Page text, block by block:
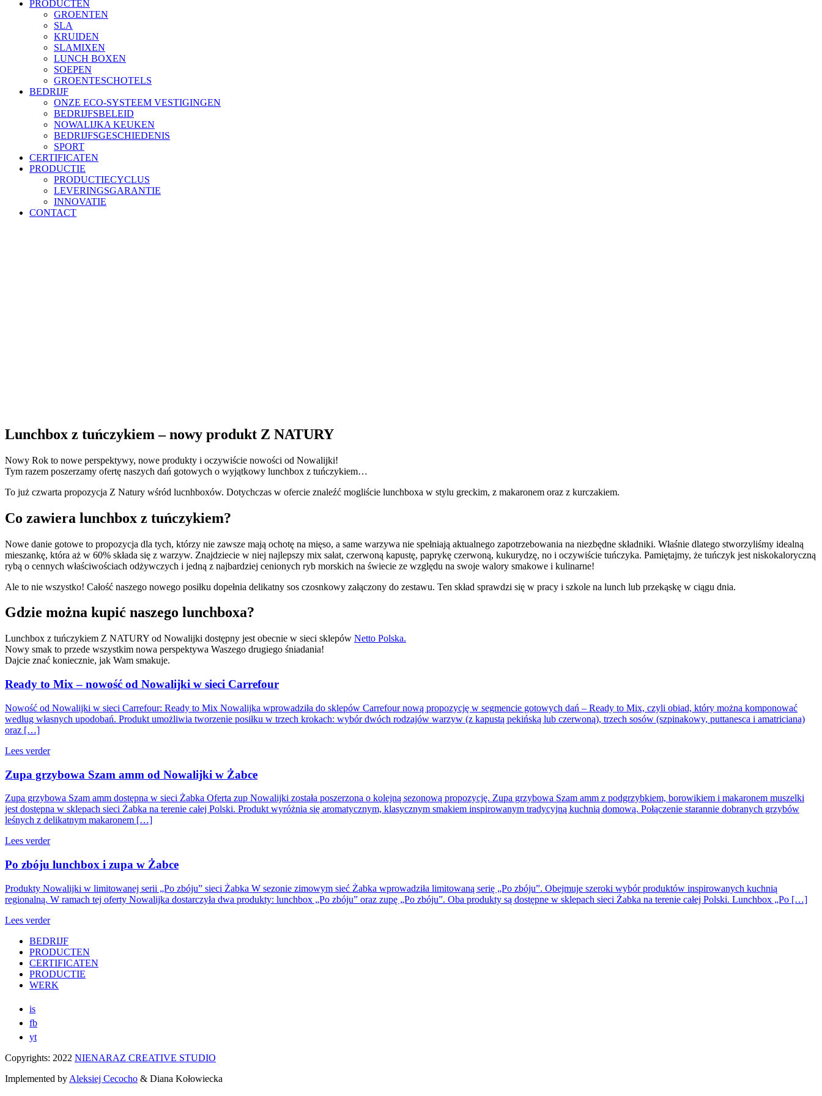
PRODUCTEN
GROENTEN
SLA
KRUIDEN
SLAMIXEN
LUNCH BOXEN
SOEPEN
GROENTESCHOTELS
BEDRIJF
ONZE ECO-SYSTEEM VESTIGINGEN
BEDRIJFSBELEID
NOWALIJKA KEUKEN
BEDRIJFSGESCHIEDENIS
SPORT
CERTIFICATEN
PRODUCTIE
PRODUCTIECYCLUS
LEVERINGSGARANTIE
INNOVATIE
CONTACT
Lunchbox z tuńczykiem – nowy produkt Z NATURY
Nowy Rok to nowe perspektywy, nowe produkty i oczywiście nowości od Nowalijki!
Tym razem poszerzamy ofertę naszych dań gotowych o wyjątkowy lunchbox z tuńczykiem…
To już czwarta propozycja Z Natury wśród lucnhboxów. Dotychczas w ofercie znaleźć mogliście lunchboxa w stylu greckim, z makaronem oraz z kurczakiem.
Co zawiera lunchbox z tuńczykiem?
Nowe danie gotowe to propozycja dla tych, którzy nie zawsze mają ochotę na mięso, a same warzywa nie spełniają aktualnego zapotrzebowania na niezbędne składniki. Właśnie dlatego stworzyliśmy idealną
mieszankę, która aż w 60% składa się z warzyw. Znajdziecie w niej najlepszy mix sałat, czerwoną kapustę, paprykę czerwoną, kukurydzę, no i oczywiście tuńczyka. Pamiętajmy, że tuńczyk jest niskokaloryczną
rybą o cennych właściwościach odżywczych i jedną z najbardziej cenionych ryb morskich na świecie ze względu na swoje walory smakowe i kulinarne!
Ale to nie wszystko! Całość naszego nowego posiłku dopełnia delikatny sos czosnkowy załączony do zestawu. Ten skład sprawdzi się w pracy i szkole na lunch lub przekąskę w ciągu dnia.
Gdzie można kupić naszego lunchboxa?
Lunchbox z tuńczykiem Z NATURY od Nowalijki dostępny jest obecnie w sieci sklepów Netto Polska.
Nowy smak to przede wszystkim nowa perspektywa Waszego drugiego śniadania!
Dajcie znać koniecznie, jak Wam smakuje.
Ready to Mix – nowość od Nowalijki w sieci Carrefour
Nowość od Nowalijki w sieci Carrefour: Ready to Mix Nowalijka wprowadziła do sklepów Carrefour nową propozycję w segmencie gotowych dań – Ready to Mix, czyli obiad, który można komponować
według własnych upodobań. Produkt umożliwia tworzenie posiłku w trzech krokach: wybór dwóch rodzajów warzyw (z kapustą pekińską lub czerwoną), trzech sosów (szpinakowy, puttanesca i amatriciana)
oraz […]
Lees verder
Zupa grzybowa Szam amm od Nowalijki w Żabce
Zupa grzybowa Szam amm dostępna w sieci Żabka Oferta zup Nowalijki została poszerzona o kolejną sezonową propozycję. Zupa grzybowa Szam amm z podgrzybkiem, borowikiem i makaronem muszelki
jest dostępna w sklepach sieci Żabka na terenie całej Polski. Produkt wyróżnia się aromatycznym, klasycznym smakiem inspirowanym tradycyjną kuchnią domową. Połączenie starannie dobranych grzybów
leśnych z delikatnym makaronem […]
Lees verder
Po zbóju lunchbox i zupa w Żabce
Produkty Nowalijki w limitowanej serii „Po zbóju” sieci Żabka W sezonie zimowym sieć Żabka wprowadziła limitowaną serię „Po zbóju”. Obejmuje szeroki wybór produktów inspirowanych kuchnią
regionalną. W ramach tej oferty Nowalijka dostarczyła dwa produkty: lunchbox „Po zbóju” oraz zupę „Po zbóju”. Oba produkty są dostępne w sklepach sieci Żabka na terenie całej Polski. Lunchbox „Po […]
Lees verder
BEDRIJF
PRODUCTEN
CERTIFICATEN
PRODUCTIE
WERK
is
fb
yt
Copyrights: 2022 NIENARAZ CREATIVE STUDIO
Implemented by Aleksiej Cecocho & Diana Kołowiecka